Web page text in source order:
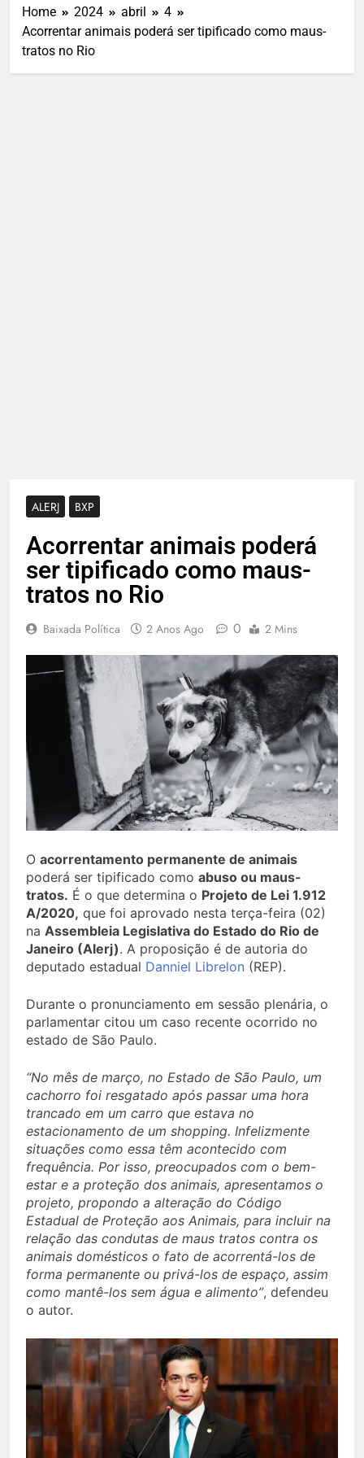
Home 2024 abril
4
Acorrentar animais poderá ser tipificado como maus-
tratos no Rio
ALERJ BXP
Acorrentar animais poderá
ser tipificado como maus-
tratos no Rio
Baixada Política 2 Anos Ago 0 2 Mins
O acorrentamento permanente de animais
poderá ser tipificado como abuso ou maus-
tratos. É o que determina o Projeto de Lei 1.912
A/2020, que foi aprovado nesta terça-feira (02)
na Assembleia Legislativa do Estado do Rio de
Janeiro (Alerj). A proposição é de autoria do
deputado estadual Danniel Librelon (REP).
Durante o pronunciamento em sessão plenária, o
parlamentar citou um caso recente ocorrido no
estado de São Paulo.
“No mês de março, no Estado de São Paulo, um
cachorro foi resgatado após passar uma hora
trancado em um carro que estava no
estacionamento de um shopping. Infelizmente
situações como essa têm acontecido com
frequência. Por isso, preocupados com o bem-
estar e a proteção dos animais, apresentamos o
projeto, propondo a alteração do Código
Estadual de Proteção aos Animais, para incluir na
relação das condutas de maus tratos contra os
animais domésticos o fato de acorrentá-los de
forma permanente ou privá-los de espaço, assim
como mantê-los sem água e alimento”, defendeu
o autor.